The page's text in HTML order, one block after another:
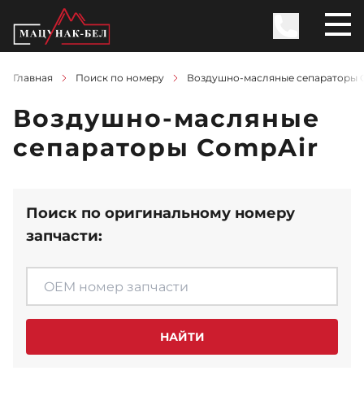
Главная Поиск по номеру Воздушно-масляные сепараторы
Воздушно-масляные
сепараторы CompAir
Поиск по оригинальному номеру
запчасти:
НАЙТИ